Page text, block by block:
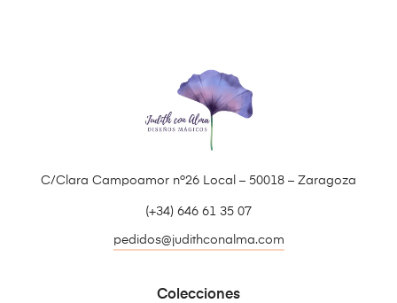
C/Clara Campoamor nº26 Local – 50018 – Zaragoza
(+34) 646 61 35 07
pedidos@judithconalma.com
Colecciones